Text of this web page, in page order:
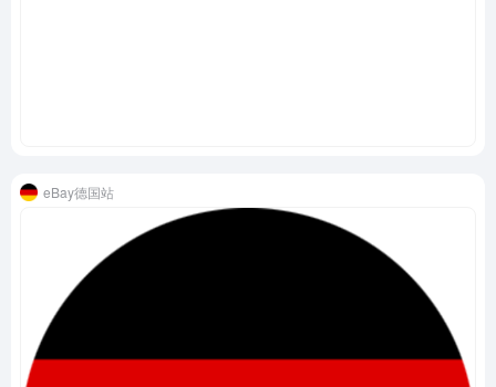
eBay德国站